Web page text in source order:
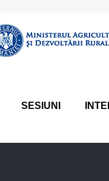
SESIUNI